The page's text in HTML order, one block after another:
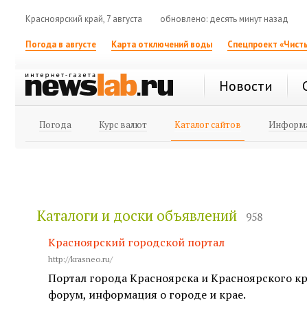
Красноярский край, 7 августа обновлено: десять минут назад
Погода в августе Карта отключений воды Спецпроект
Новости
Погода Курс валют Каталог сайтов
Каталоги и доски объявлений 958
Красноярский городской портал
http://krasneo.ru/
Портал города Красноярска и Красноярского
форум, информация о городе и крае.